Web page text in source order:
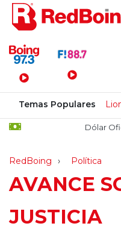
Menú
Temas Populares
Dólar Oficial:
RedBoing Política
AVANCE
JUSTICIA